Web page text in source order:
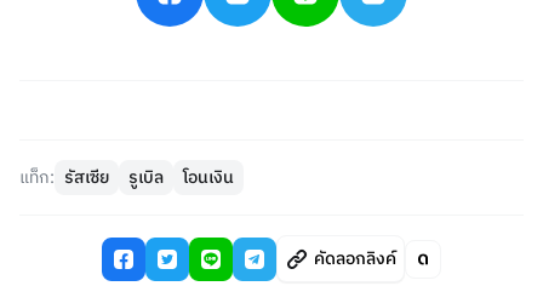
แท็ก: รัสเซีย รูเบิล โอนเงิน
คัดลอกลิงค์